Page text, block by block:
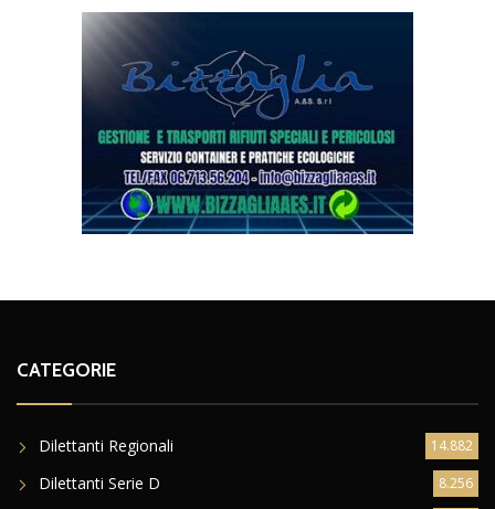
CATEGORIE
Dilettanti Regionali 14.882
Dilettanti Serie D 8.256